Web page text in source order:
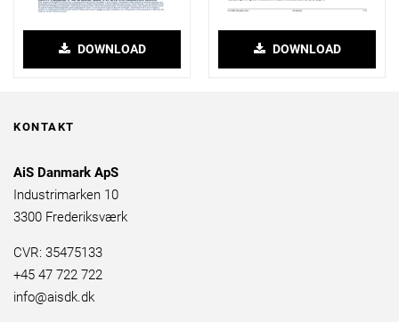
DOWNLOAD DOWNLOAD
KONTAKT
AiS Danmark ApS
Industrimarken 10
3300 Frederiksværk
CVR: 35475133
+45 47 722 722
info@aisdk.dk